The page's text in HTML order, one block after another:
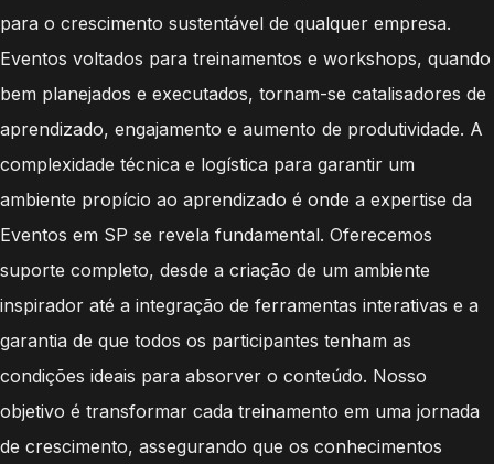
para o crescimento sustentável de qualquer empresa.
Eventos voltados para treinamentos e workshops, quando
bem planejados e executados, tornam-se catalisadores de
aprendizado, engajamento e aumento de produtividade. A
complexidade técnica e logística para garantir um
ambiente propício ao aprendizado é onde a expertise da
Eventos em SP se revela fundamental. Oferecemos
suporte completo, desde a criação de um ambiente
inspirador até a integração de ferramentas interativas e a
garantia de que todos os participantes tenham as
condições ideais para absorver o conteúdo. Nosso
objetivo é transformar cada treinamento em uma jornada
de crescimento, assegurando que os conhecimentos